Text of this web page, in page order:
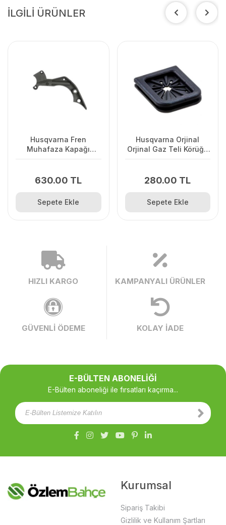
İLGİLİ ÜRÜNLER
Husqvarna Fren
Muhafaza Kapağı
630.00 TL
Sepete Ekle
Husqvarna Orjinal
Orjinal Gaz Teli Körüğü
280.00 TL
Sepete Ekle
HIZLI KARGO KAMPANYALI ÜRÜNLER
GÜVENLİ ÖDEME KOLAY İADE
E-BÜLTEN ABONELİĞİ
E-Bülten aboneliği ile fırsatları kaçırma...
Kurumsal
Sipariş Takibi
Gizlilik ve Kullanım Şartları